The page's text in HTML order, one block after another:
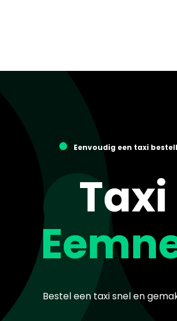
● Eenvoudig een taxi
Taxi
Bestel een taxi snel en